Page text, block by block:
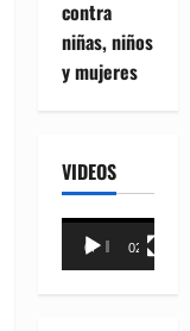
contra
niñas, niños
y mujeres
VIDEOS
Reproductor
00:00 02:18